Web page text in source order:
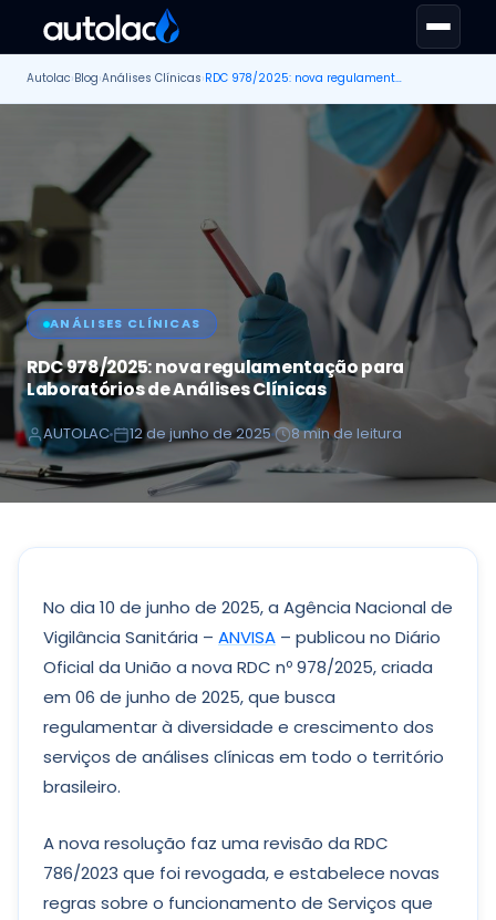
Autolac›Blog›Análises Clínicas› RDC 978/2025: nova regulamentação para Laboratórios de Análises Clínicas
ANÁLISES CLÍNICAS
RDC 978/2025: nova regulamentação para
Laboratórios de Análises Clínicas
AUTOLAC 12 de junho de 2025 8 min de leitura
No dia 10 de junho de 2025, a Agência Nacional de
Vigilância Sanitária – ANVISA – publicou no Diário
Oficial da União a nova RDC nº 978/2025, criada
em 06 de junho de 2025, que busca
regulamentar à diversidade e crescimento dos
serviços de análises clínicas em todo o território
brasileiro.
A nova resolução faz uma revisão da RDC
786/2023 que foi revogada, e estabelece novas
regras sobre o funcionamento de Serviços que